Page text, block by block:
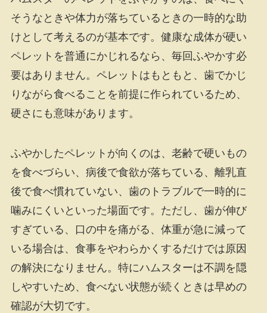
そうなときや体力が落ちているときの一時的な助
けとして考えるのが基本です。健康な成体が硬い
ペレットを普通にかじれるなら、毎回ふやかす必
要はありません。ペレットはもともと、歯でかじ
りながら食べることを前提に作られているため、
硬さにも意味があります。
ふやかしたペレットが向くのは、老齢で硬いもの
を食べづらい、病後で食欲が落ちている、離乳直
後で食べ慣れていない、歯のトラブルで一時的に
噛みにくいといった場面です。ただし、歯が伸び
すぎている、口の中を痛がる、体重が急に減って
いる場合は、食事をやわらかくするだけでは原因
の解決になりません。特にハムスターは不調を隠
しやすいため、食べない状態が続くときは早めの
確認が大切です。